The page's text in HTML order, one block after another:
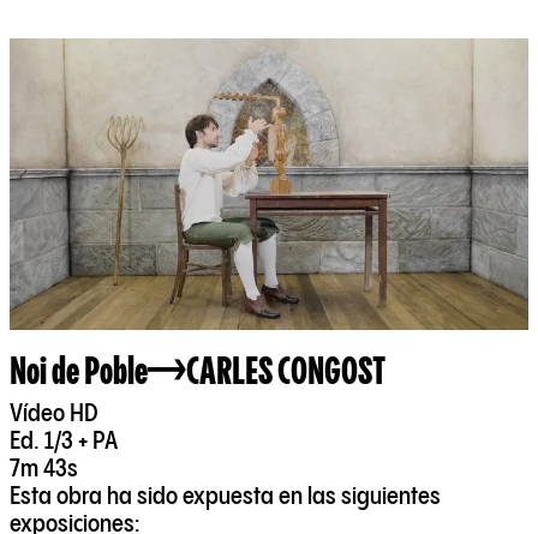
Noi de Poble CARLES CONGOST
Vídeo HD
Ed. 1/3 + PA
7m 43s
Esta obra ha sido expuesta en las siguientes
exposiciones: